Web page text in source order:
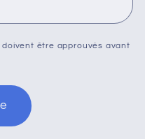
être approuvés avant